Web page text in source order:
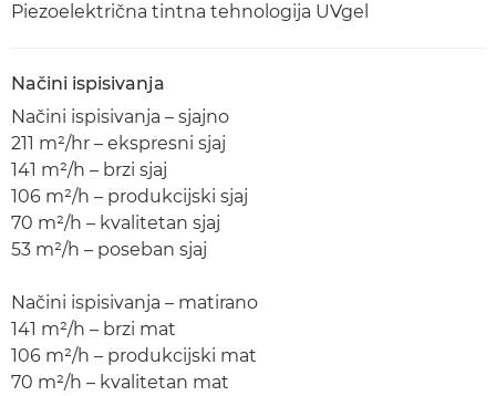
Piezoelektrična tintna tehnologija UVgel
Načini ispisivanja
Načini ispisivanja – sjajno
211 m²/hr – ekspresni sjaj
141 m²/h – brzi sjaj
106 m²/h – produkcijski sjaj
70 m²/h – kvalitetan sjaj
53 m²/h – poseban sjaj
Načini ispisivanja – matirano
141 m²/h – brzi mat
106 m²/h – produkcijski mat
70 m²/h – kvalitetan mat